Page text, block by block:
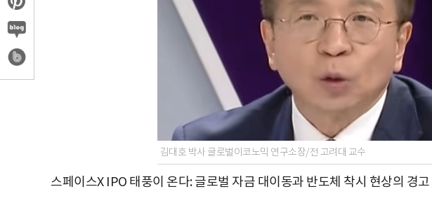
김대호 박사 글로벌이코노믹 연구소장/전 고려대 교수
스페이스X IPO 태풍이 온다: 글로벌 자금 대이동과 반도체 착시 현상의 경고